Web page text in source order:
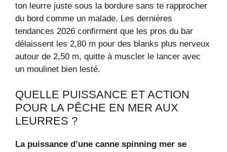
ton leurre juste sous la bordure sans te rapprocher
du bord comme un malade. Les dernières
tendances 2026 confirment que les pros du bar
délaissent les 2,80 m pour des blanks plus nerveux
autour de 2,50 m, quitte à muscler le lancer avec
un moulinet bien lesté.
QUELLE PUISSANCE ET ACTION
POUR LA PÊCHE EN MER AUX
LEURRES ?
La puissance d’une canne spinning mer se